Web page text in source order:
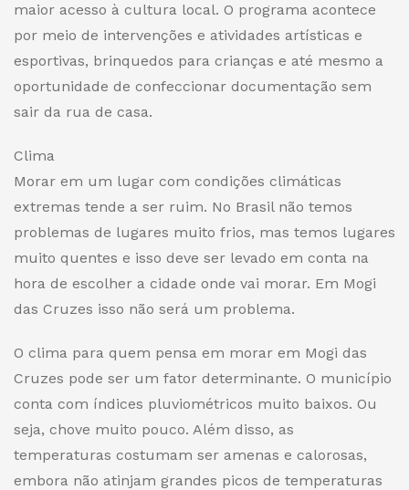
maior acesso à cultura local. O programa acontece
por meio de intervenções e atividades artísticas e
esportivas, brinquedos para crianças e até mesmo a
oportunidade de confeccionar documentação sem
sair da rua de casa.
Clima
Morar em um lugar com condições climáticas
extremas tende a ser ruim. No Brasil não temos
problemas de lugares muito frios, mas temos lugares
muito quentes e isso deve ser levado em conta na
hora de escolher a cidade onde vai morar. Em Mogi
das Cruzes isso não será um problema.
O clima para quem pensa em morar em Mogi das
Cruzes pode ser um fator determinante. O município
conta com índices pluviométricos muito baixos. Ou
seja, chove muito pouco. Além disso, as
temperaturas costumam ser amenas e calorosas,
embora não atinjam grandes picos de temperaturas